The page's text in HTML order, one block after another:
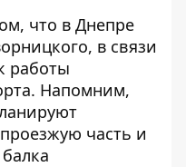
что в Днепре
, в связи
работы
Напомним,
часть и